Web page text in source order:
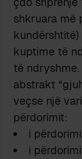
shkruara më
kuptime të
të
abstrakt
veçse një
përdorimit:
i
i